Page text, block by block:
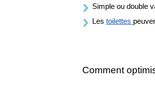
Simple ou double
Les toilettes
Comment